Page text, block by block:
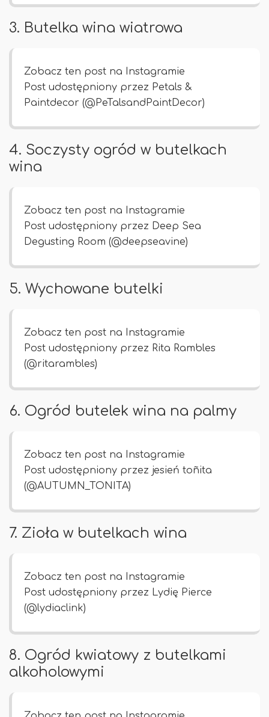
3. Butelka wina wiatrowa
Zobacz ten post na Instagramie
Post udostępniony przez Petals &
Paintdecor (@PeTalsandPaintDecor)
4. Soczysty ogród w butelkach
wina
Zobacz ten post na Instagramie
Post udostępniony przez Deep Sea
Degusting Room (@deepseavine)
5. Wychowane butelki
Zobacz ten post na Instagramie
Post udostępniony przez Rita Rambles
(@ritarambles)
6. Ogród butelek wina na palmy
Zobacz ten post na Instagramie
Post udostępniony przez jesień toñita
(@AUTUMN_TONITA)
7. Zioła w butelkach wina
Zobacz ten post na Instagramie
Post udostępniony przez Lydię Pierce
(@lydiaclink)
8. Ogród kwiatowy z butelkami
alkoholowymi